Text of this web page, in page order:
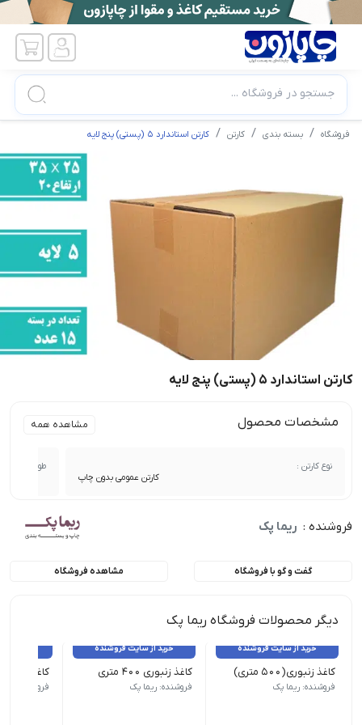
جستجو در فروشگاه ...
فروشگاه بسته بندی کارتن کارتن استاندارد 5 (پستی) پنج لایه
کارتن استاندارد 5 (پستی) پنج لایه
مشخصات محصول مشاهده همه
نوع کارتن :
کارتن عمومی بدون چاپ
طول :
فروشنده : ریما پک
گفت و گو با فروشگاه مشاهده فروشگاه
دیگر محصولات فروشگاه ریما پک
خرید از سایت فروشنده
کاغذ زنبوری(۵۰۰ متری)
فروشنده: ریما پک
خرید از سایت فروشنده
کاغذ زنبوری ۴۰۰ متری
فروشنده: ریما پک
کاغذ زنبوری ۳۰۰
فروشنده: